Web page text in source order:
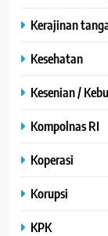
Kerajinan
Kesehatan
Kesenian /
Kompolnas RI
Koperasi
Korupsi
KPK